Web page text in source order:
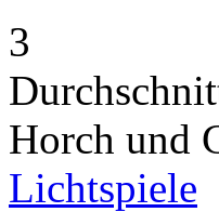
3
Horch und
Lichtspiele